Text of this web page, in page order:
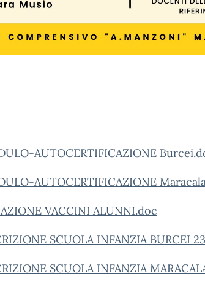
AUTOCERTIFICAZIONE
AUTOCERTIFICAZIONE
VACCINI ALUNNI.doc
SCUOLA INFANZIA BURCEI
SCUOLA INFANZIA